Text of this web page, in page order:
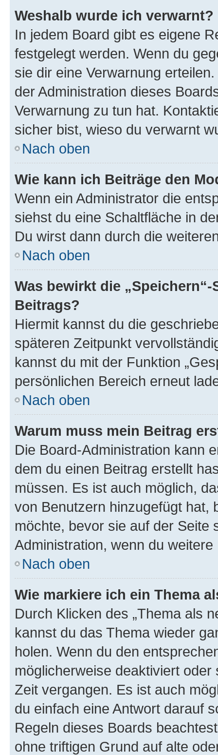
Weshalb wurde ich verwarnt?
In jedem Board gibt es eigene
festgelegt werden. Wenn du
sie dir eine Verwarnung
der Administration dieses
Verwarnung zu tun hat.
sicher bist, wieso du verwarnt
Nach oben
Wie kann ich Beiträge den
Wenn ein Administrator die
siehst du eine Schaltfläche in
Du wirst dann durch die
Nach oben
Was bewirkt die
Beitrags?
Hiermit kannst du die
späteren Zeitpunkt
kannst du mit der Funktion
persönlichen Bereich erneut
Nach oben
Warum muss mein Beitrag
Die Board-Administration kann
dem du einen Beitrag erstellt
müssen. Es ist auch möglich,
von Benutzern hinzugefügt hat,
möchte, bevor sie auf der Seite
Administration, wenn du
Nach oben
Wie markiere ich ein Thema
Durch Klicken des „Thema als
kannst du das Thema wieder
holen. Wenn du den
möglicherweise deaktiviert
Zeit vergangen. Es ist auch
du einfach eine Antwort darauf
Regeln dieses Boards
ohne triftigen Grund auf alte